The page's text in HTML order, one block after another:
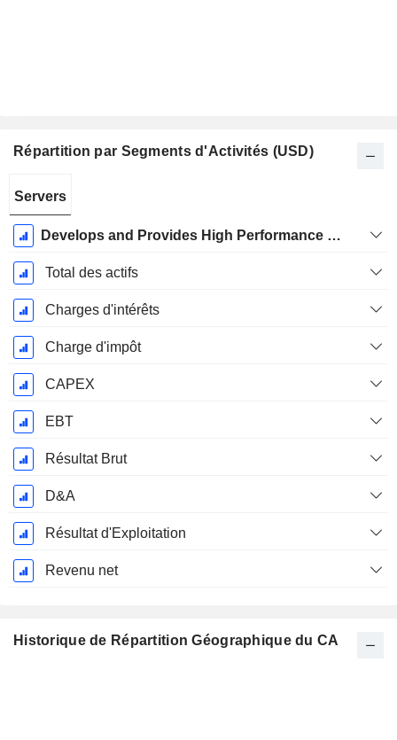
Répartition par Segments d'Activités (USD)
Fiscale:
Juin
Servers
Develops and Provides High Performance Server Solutions
Total des actifs
Charges d'intérêts
Charge d'impôt
CAPEX
EBT
Résultat Brut
D&A
Résultat d'Exploitation
Revenu net
Historique de Répartition Géographique du CA